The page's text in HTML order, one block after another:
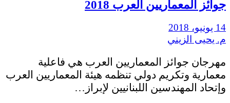
جوائز المعماريين العرب 2018
14 يونيو، 2018
م. يحيى الزيني
مهرجان جوائز المعماريين العرب هي فاعلية
معمارية وتكريم دولي تنظمه هيئة المعماريين العرب
وإتحاد المهندسين اللبنانيين لإبراز…